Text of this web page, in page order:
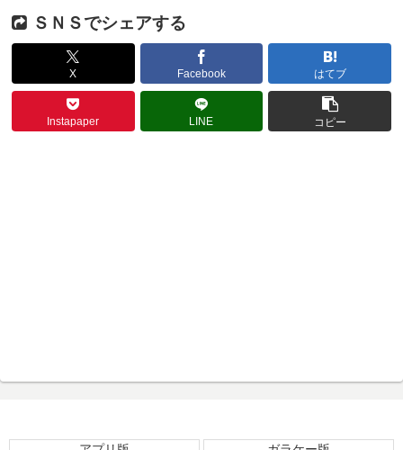
ＳＮＳでシェアする
X Facebook はてブ
Instapaper LINE コピー